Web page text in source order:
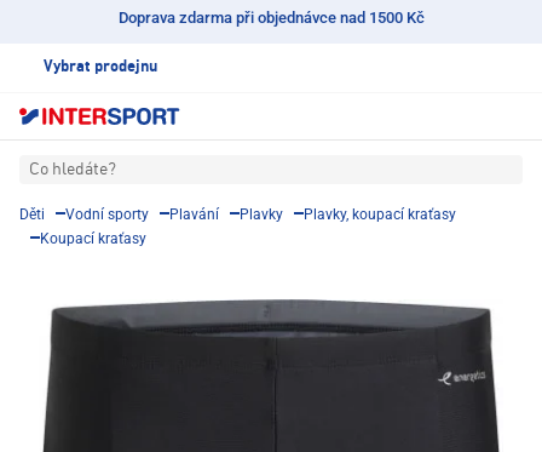
Doprava zdarma při objednávce nad 1500 Kč
Vybrat prodejnu
Co hledáte?
Děti Vodní sporty Plavání Plavky
Plavky, koupací kraťasy
Koupací kraťasy